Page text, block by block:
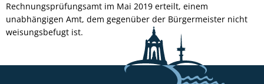
Rechnungsprüfungsamt im Mai 2019 erteilt, einem
unabhängigen Amt, dem gegenüber der Bürgermeister nicht
weisungsbefugt ist.